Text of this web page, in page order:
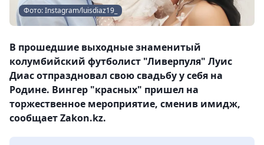
Фото: Instagram/luisdiaz19_
В прошедшие выходные знаменитый
колумбийский футболист "Ливерпуля" Луис
Диас отпраздновал свою свадьбу у себя на
Родине. Вингер "красных" пришел на
торжественное мероприятие, сменив имидж,
сообщает Zakon.kz.